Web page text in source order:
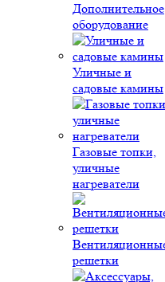
Дополнительное
оборудование
Уличные и
садовые камины
Газовые топки,
уличные
нагреватели
решетки